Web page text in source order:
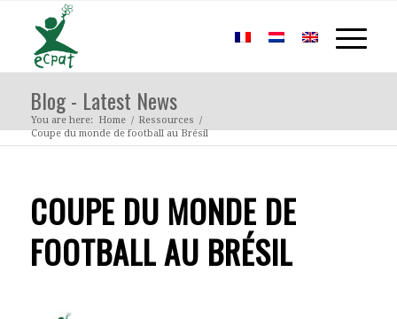
Blog - Latest News
You are here: Home / Ressources /
Coupe du monde de football au Brésil
COUPE DU MONDE DE
FOOTBALL AU BRÉSIL